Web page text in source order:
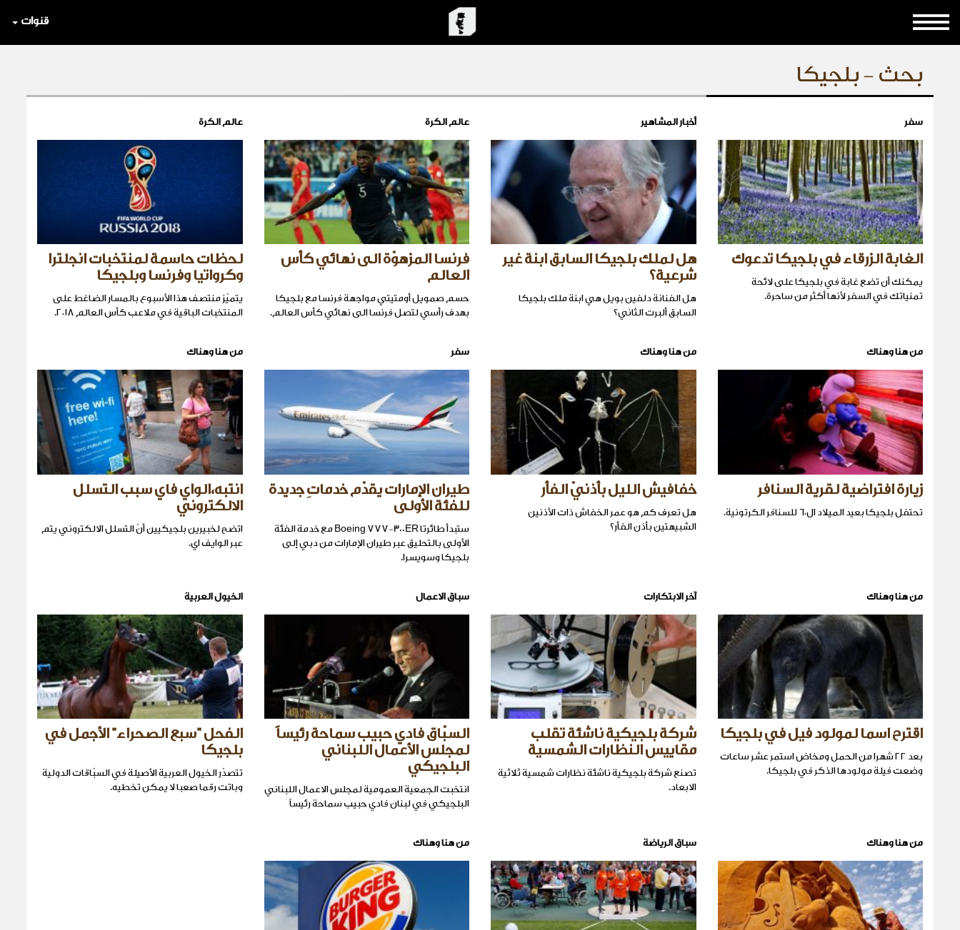
قنوات
بحث - بلجيكا
سفر
الغابة الزرقاء في بلجيكا تدعوك
يمكنك أن تضع غابة في بلجيكا على لائحة
تمنياتك في السفر لأنها أكثر من ساحرة.
أخبار المشاهير
هل لملك بلجيكا السابق ابنة غير
شرعية؟
هل الفنانة دلفين بويل هي ابنة ملك بلجيكا
السابق ألبرت الثاني؟
عالم الكرة
فرنسا المزهوّة الى نهائي كأس
العالم
حسم صمويل أومتيتي مواجهة فرنسا مع بلجيكا
بهدف رأسي لتصل فرنسا الى نهائي كأس العالم.
عالم الكرة
لحظات حاسمة لمنتخبات انجلترا
وكرواتيا وفرنسا وبلجيكا
يتميّز منتصف هذا الأسبوع بالمسار الضاغط على
المنتخبات الباقية في ملاعب كأس العالم ٢٠١٨.
من هنا وهناك
زيارة افتراضية لقرية السنافر
تحتفل بلجيكا بعيد الميلاد ال٦٠ للسنافر الكرتونية.
من هنا وهناك
خفافيش الليل بأذنيّ الفأر
هل تعرف كم هو عمر الخفاش ذات الأذنين
الشبيهتين بأذن الفأر؟
سفر
طيران الإمارات يقدّم خدماتِ جديدة
للفئة الأولى
ستبدأ طائرتا Boeing 777-300ER مع خدمة الفئة
الأولى بالتحليق عبر طيران الإمارات من دبي إلى
بلجيكا وسويسرا.
من هنا وهناك
انتبه،الواي فاي سبب التسلل
الالكتروني
اتضح لخبيرين بلجيكيين أنّ التسلل الالكتروني يتم
عبر الوايف اي.
من هنا وهناك
اقترح اسما لمولود فيل في بلجيكا
بعد ٢٢ شهرا من الحمل ومخاض استمر عشر ساعات
وضعت فيلة مولودها الذكر في بلجيكا.
آخر الابتكارات
شركة بلجيكية ناشئة تقلب
مقاييس النظارات الشمسية
تصنع شركة بلجيكية ناشئة نظارات شمسية ثلاثية
الابعاد.
سباق الاعمال
السبّاق فادي حبيب سماحة رئيساً
لمجلس الأعمال اللبناني
البلجيكي
انتخبت الجمعية العمومية لمجلس الاعمال اللبناني
البلجيكي في لبنان فادي حبيب سماحة رئيساً
الخيول العربية
الفحل "سبع الصحراء" الأجمل في
بلجيكا
تتصدّر الخيول العربية الأصيلة في السبّاقات الدولية
وباتت رقما صعبا لا يمكن تخطيه.
من هنا وهناك سباق الرياضة من هنا وهناك